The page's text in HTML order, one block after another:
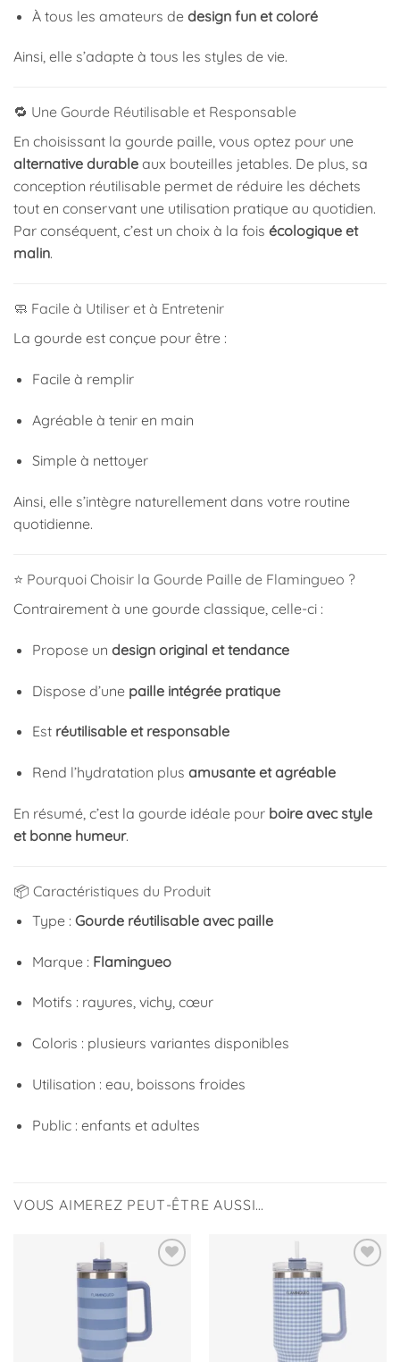
À tous les amateurs de design fun et coloré
Ainsi, elle s’adapte à tous les styles de vie.
🔁 Une Gourde Réutilisable et Responsable
En choisissant la gourde paille, vous optez pour une
alternative durable aux bouteilles jetables. De plus, sa
conception réutilisable permet de réduire les déchets
tout en conservant une utilisation pratique au quotidien.
Par conséquent, c’est un choix à la fois écologique et
malin.
🧼 Facile à Utiliser et à Entretenir
La gourde est conçue pour être :
Facile à remplir
Agréable à tenir en main
Simple à nettoyer
Ainsi, elle s’intègre naturellement dans votre routine
quotidienne.
⭐ Pourquoi Choisir la Gourde Paille de Flamingueo ?
Contrairement à une gourde classique, celle-ci :
Propose un design original et tendance
Dispose d’une paille intégrée pratique
Est réutilisable et responsable
Rend l’hydratation plus amusante et agréable
En résumé, c’est la gourde idéale pour boire avec style
et bonne humeur.
📦 Caractéristiques du Produit
Type : Gourde réutilisable avec paille
Marque : Flamingueo
Motifs : rayures, vichy, cœur
Coloris : plusieurs variantes disponibles
Utilisation : eau, boissons froides
Public : enfants et adultes
VOUS AIMEREZ PEUT-ÊTRE AUSSI…
d’envies
d’envies